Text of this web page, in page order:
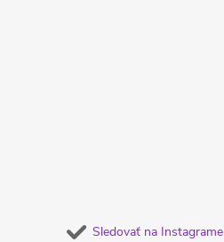
Sledovať na Instagrame